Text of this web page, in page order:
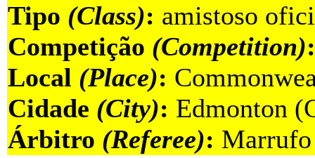
Tipo (Class): amistoso
Competição (Competition)
Local (Place):
Cidade (City): Edmonton
Árbitro (Referee):